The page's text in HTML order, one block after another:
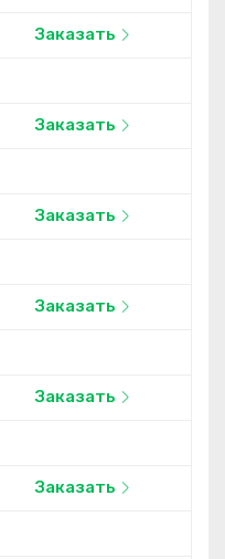
Заказать
Заказать
Заказать
Заказать
Заказать
Заказать